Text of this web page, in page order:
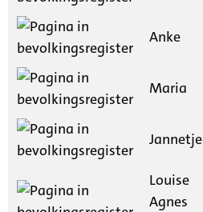
Anke
Maria
Jannetje
Louise
Agnes